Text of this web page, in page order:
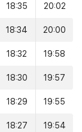
18:35 20:02
18:34 20:00
18:32 19:58
18:30 19:57
18:29 19:55
18:27 19:54